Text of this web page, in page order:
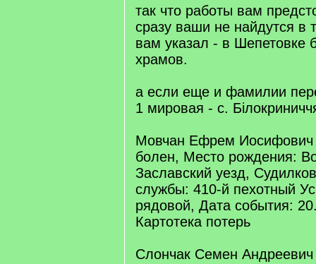
так что работы вам
сразу ваши не найдутся в
вам указал - в Шепетовке
храмов.
а если еще и фамилии
1 мировая - с.
Мовчан Ефрем Иосифович
болен, Место рождения:
Заславский уезд,
службы: 410-й пехотный
рядовой, Дата события:
Картотека потерь
Слончак Семен Андреевич